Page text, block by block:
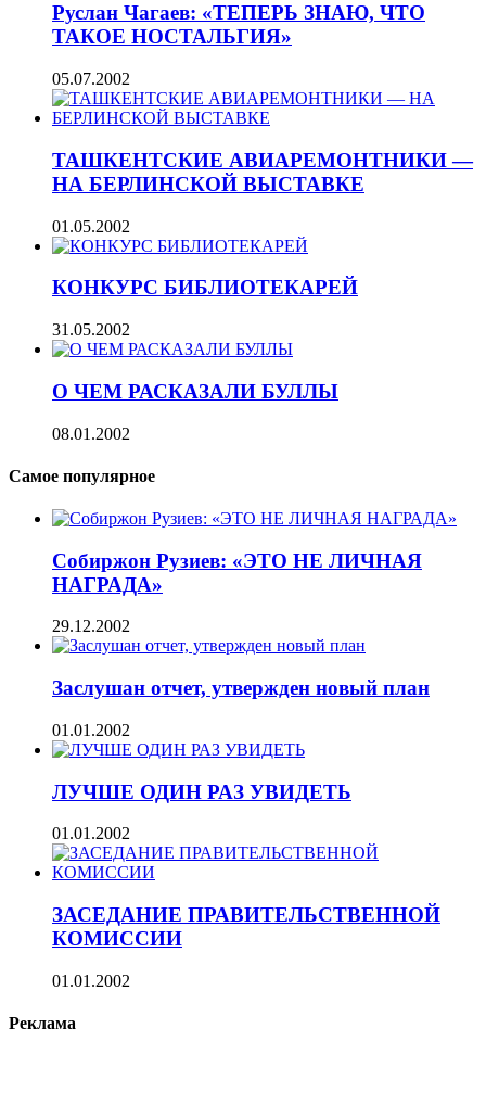
Руслан Чагаев: «ТЕПЕРЬ ЗНАЮ, ЧТО
ТАКОЕ НОСТАЛЬГИЯ»
05.07.2002
ТАШКЕНТСКИЕ АВИАРЕМОНТНИКИ —
НА БЕРЛИНСКОЙ ВЫСТАВКЕ
01.05.2002
КОНКУРС БИБЛИОТЕКАРЕЙ
31.05.2002
О ЧЕМ РАСКАЗАЛИ БУЛЛЫ
08.01.2002
Самое популярное
Собиржон Рузиев: «ЭТО НЕ ЛИЧНАЯ
НАГРАДА»
29.12.2002
Заслушан отчет, утвержден новый план
01.01.2002
ЛУЧШЕ ОДИН РАЗ УВИДЕТЬ
01.01.2002
ЗАСЕДАНИЕ ПРАВИТЕЛЬСТВЕННОЙ
КОМИССИИ
01.01.2002
Реклама